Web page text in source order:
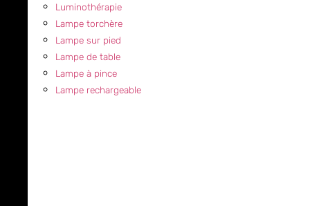
Luminothérapie
Lampe torchère
Lampe sur pied
Lampe de table
Lampe à pince
Lampe rechargeable